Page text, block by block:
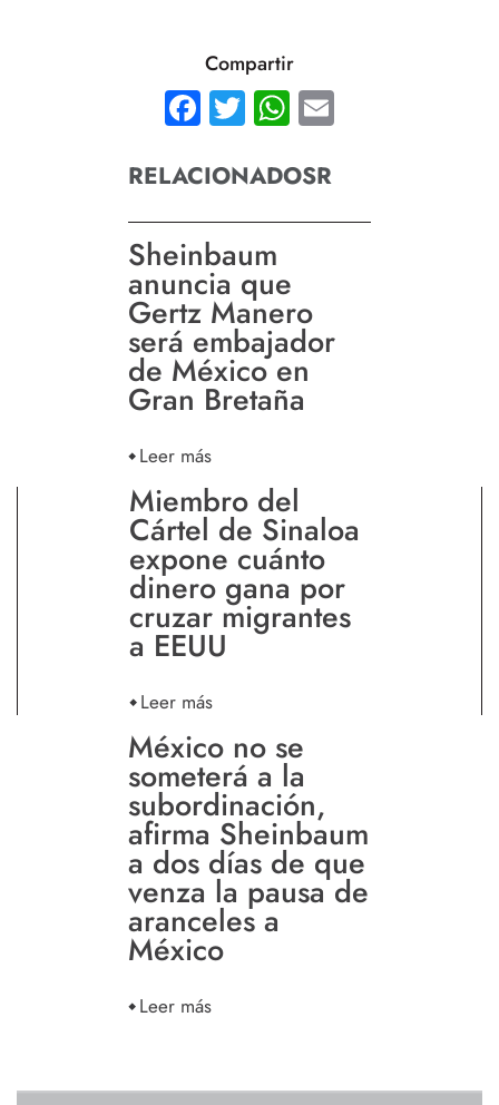
Compartir
Facebook
TwitterWhatsApp
RELACIONADOSR
Sheinbaum
anuncia que
Gertz Manero
será embajador
de México en
Gran Bretaña
Leer más
Miembro del
Cártel de Sinaloa
expone cuánto
dinero gana por
cruzar migrantes
a EEUU
Leer más
México no se
someterá a la
subordinación,
afirma Sheinbaum
a dos días de que
venza la pausa de
aranceles a
México
Leer más